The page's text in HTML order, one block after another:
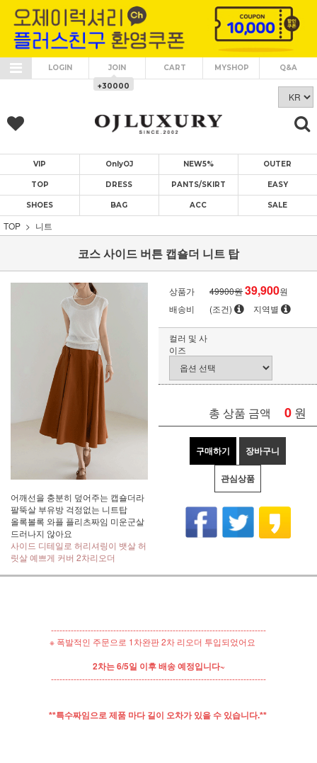
LOGIN JOIN
+30000
CART MYSHOP Q&A
VIP OnlyOJ NEW5% OUTER
TOP DRESS PANTS/SKIRT EASY
SHOES BAG ACC SALE
TOP 니트
코스 사이드 버튼 캡숄더 니트 탑
어깨선을 충분히 덮어주는 캡숄더라
팔뚝살 부유방 걱정없는 니트탑
올록볼록 와플 플리츠짜임 미운군살
드러나지 않아요
사이드 디테일로 허리셔링이 뱃살 허
릿살 예쁘게 커버 2차리오더
상품가 49900원39,900원
배송비
(조건) 지역별
컬러 및 사
이즈
총 상품 금액 0 원
구매하기 장바구니
관심상품
----------------------------------------------------------------------------
※ 폭발적인 주문으로 1차완판 2차 리오더 투입되었어요
2차는 6/5일 이후 배송 예정입니다~
----------------------------------------------------------------------------
**특수짜임으로 제품 마다 길이 오차가 있을 수 있습니다.**